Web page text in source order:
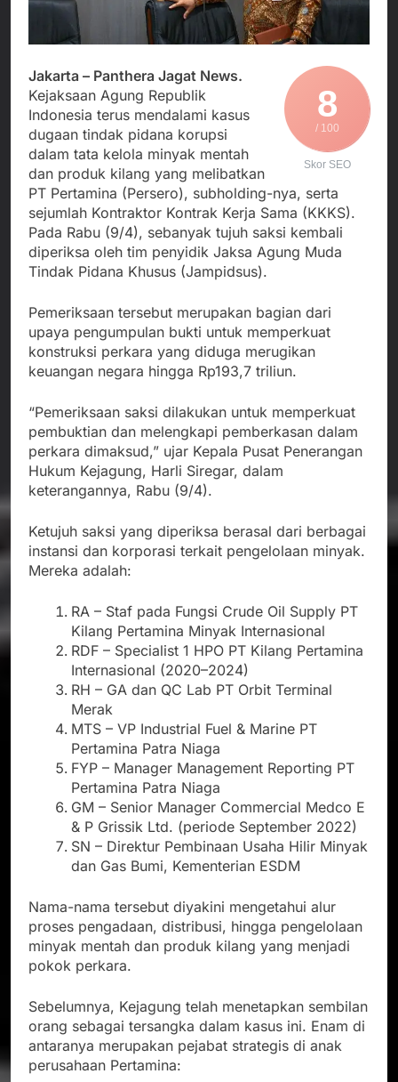
Cegah Stunting
Berangkatkan Empat
Korban Kebakaran KMP
Mutiara Sentosa 2 ke
Posko Pusat Tg. Perak
Surabaya
Agustus 5, 2026
SMA Negeri Nyalindung
Sukabumi Diduga
melalui Komite Sekolah,
Disorot karena Dinilai
Bertentangan dengan
Edaran Disdik Jabar
Ketua Umum FSP
Maritim Indonesia
Bantah Isu Mogok
Nasional TKBM: “Belum
Ada Keputusan Resmi”
Agustus 3, 2026
Menjalin Harmoni di
Tanah Sukaresmi: Kala
Mina Padi, P2L, dan
Gotong Royong
Menggerakkan Ekonomi
Desa
Agustus 3, 2026
8
/ 100
Skor SEO
Jakarta – Panthera Jagat News.
Kejaksaan Agung Republik
Indonesia terus mendalami kasus
dugaan tindak pidana korupsi
dalam tata kelola minyak mentah
dan produk kilang yang melibatkan
PT Pertamina (Persero), subholding-nya, serta
sejumlah Kontraktor Kontrak Kerja Sama (KKKS).
Pada Rabu (9/4), sebanyak tujuh saksi kembali
diperiksa oleh tim penyidik Jaksa Agung Muda
Tindak Pidana Khusus (Jampidsus).
Pemeriksaan tersebut merupakan bagian dari
upaya pengumpulan bukti untuk memperkuat
konstruksi perkara yang diduga merugikan
keuangan negara hingga Rp193,7 triliun.
“Pemeriksaan saksi dilakukan untuk memperkuat
pembuktian dan melengkapi pemberkasan dalam
perkara dimaksud,” ujar Kepala Pusat Penerangan
Hukum Kejagung, Harli Siregar, dalam
keterangannya, Rabu (9/4).
Ketujuh saksi yang diperiksa berasal dari berbagai
instansi dan korporasi terkait pengelolaan minyak.
Mereka adalah:
RA – Staf pada Fungsi Crude Oil Supply PT
Kilang Pertamina Minyak Internasional
RDF – Specialist 1 HPO PT Kilang Pertamina
Internasional (2020–2024)
RH – GA dan QC Lab PT Orbit Terminal
Merak
MTS – VP Industrial Fuel & Marine PT
Pertamina Patra Niaga
FYP – Manager Management Reporting PT
Pertamina Patra Niaga
GM – Senior Manager Commercial Medco E
& P Grissik Ltd. (periode September 2022)
SN – Direktur Pembinaan Usaha Hilir Minyak
dan Gas Bumi, Kementerian ESDM
Nama-nama tersebut diyakini mengetahui alur
proses pengadaan, distribusi, hingga pengelolaan
minyak mentah dan produk kilang yang menjadi
pokok perkara.
Sebelumnya, Kejagung telah menetapkan sembilan
orang sebagai tersangka dalam kasus ini. Enam di
antaranya merupakan pejabat strategis di anak
perusahaan Pertamina: